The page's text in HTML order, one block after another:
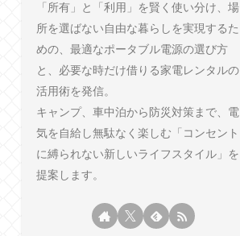
「所有」と「利用」を賢く使い分け、場
所を選ばない自由な暮らしを実現するた
めの、最適なポータブル電源の選び方
と、必要な時だけ借りる家電レンタルの
活用術を発信。
キャンプ、車中泊から防災対策まで、電
気を自給し無駄なく楽しむ「コンセント
に縛られない新しいライフスタイル」を
提案します。